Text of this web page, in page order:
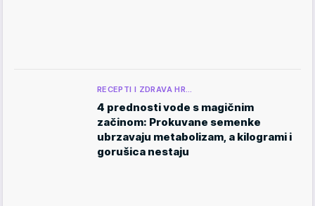
RECEPTI I ZDRAVA HR…
4 prednosti vode s magičnim
začinom: Prokuvane semenke
ubrzavaju metabolizam, a kilogrami i
gorušica nestaju